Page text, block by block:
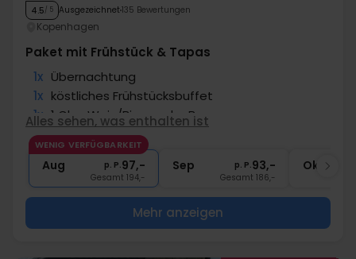
4.5/ 5 Ausgezeichnet 135 Bewertungen
Kopenhagen
Paket mit Frühstück & Tapas
1x Übernachtung
1x köstliches Frühstücksbuffet
1x 1 Glas Wein/Bier an der Bar
1x Tapas
1x Kaffee zum Mitnehmen
Alles sehen, was enthalten ist
WENIG VERFÜGBARKEIT
Aug p. P.97,-
Gesamt 194,-
Sep p. P.93,-
Gesamt 186,-
Okt
Mehr anzeigen